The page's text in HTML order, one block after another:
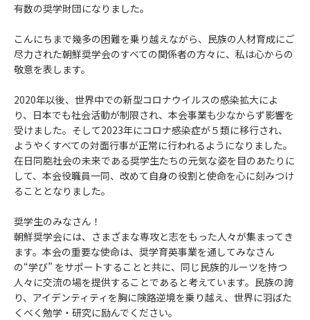
有数の奨学財団になりました。
こんにちまで幾多の困難を乗り越えながら、民族の人材育成にご
尽力された朝鮮奨学会のすべての関係者の方々に、私は心からの
敬意を表します。
2020年以後、世界中での新型コロナウイルスの感染拡大によ
り、日本でも社会活動が制限され、本会事業も少なからず影響を
受けました。そして2023年にコロナ感染症が５類に移行され、
ようやくすべての対面行事が正常に行われるようになりました。
在日同胞社会の未来である奨学生たちの元気な姿を目のあたりに
して、本会役職員一同、改めて自身の役割と使命を心に刻みつけ
ることとなりました。
奨学生のみなさん！
朝鮮奨学会には、さまざまな専攻と志をもった人々が集まってき
ます。本会の重要な使命は、奨学育英事業を通してみなさん
の“学び” をサポートすることと共に、同じ民族的ルーツを持つ
人々に交流の場を提供することであると考えています。民族の誇
り、アイデンティティを胸に険路逆境を乗り越え、世界に羽ばた
くべく勉学・研究に励んでください。